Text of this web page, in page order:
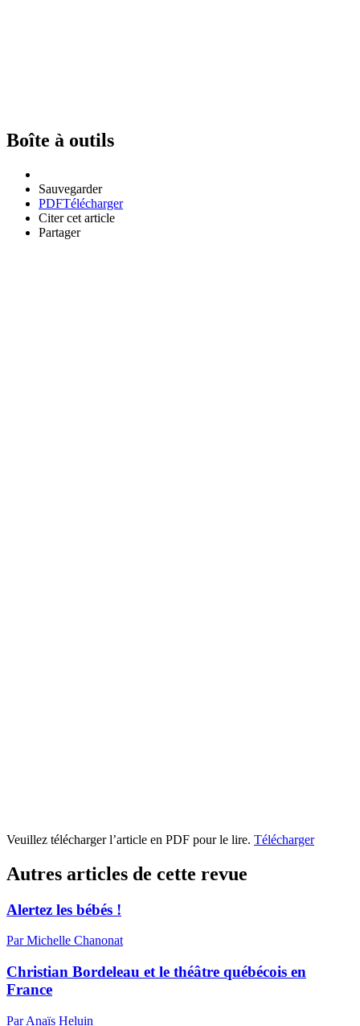
Boîte à outils
Sauvegarder
PDFTélécharger
Citer cet article
Partager
Veuillez télécharger l’article en PDF pour le lire. Télécharger
Autres articles de cette revue
Alertez les bébés !
Par Michelle Chanonat
Christian Bordeleau et le théâtre québécois en
France
Par Anaïs Heluin